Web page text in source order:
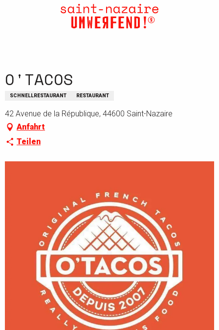
O'TACOS
SCHNELLRESTAURANT RESTAURANT
42 Avenue de la République, 44600 Saint-Nazaire
Anfahrt
Teilen